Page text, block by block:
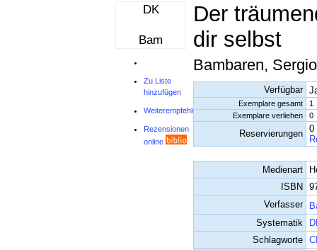
DK
Bam
Zu Liste
hinzufügen
Weiterempfehlen
Rezensionen
online
Der
dir selbst
Bambaren,
Verfügbar
Exemplare gesamt
1
Exemplare verliehen
0
Reservierungen 0
Medienart
ISBN
Verfasser
Systematik
Schlagworte